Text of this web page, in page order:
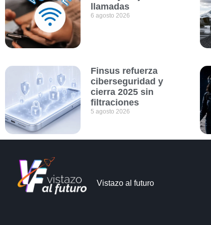
llamadas
6 agosto 2026
Finsus refuerza
ciberseguridad y
cierra 2025 sin
filtraciones
5 agosto 2026
Vistazo al futuro